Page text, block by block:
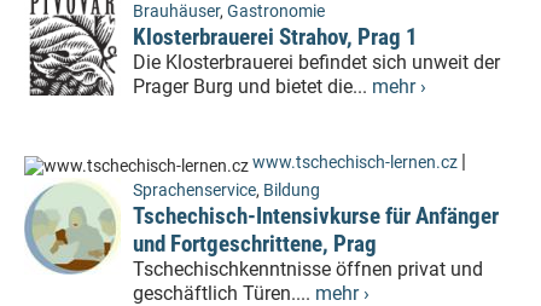
Brauhäuser, Gastronomie
Klosterbrauerei Strahov, Prag 1
Die Klosterbrauerei befindet sich unweit der
Prager Burg und bietet die... mehr ›
www.tschechisch-lernen.cz |
Sprachenservice, Bildung
Tschechisch-Intensivkurse für Anfänger
und Fortgeschrittene, Prag
Tschechischkenntnisse öffnen privat und
geschäftlich Türen.... mehr ›